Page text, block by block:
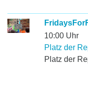
10:00 Uhr
Platz der
Platz der